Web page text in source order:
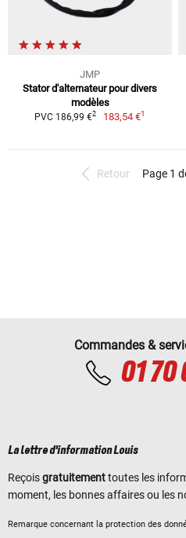
JMP
Stator d'alternateur pour divers
modèles
PVC 186,99 €2 183,54 €1
Retour Page 1
Commandes &
01 70
La lettre d'information Louis
Reçoisgratuitementtoutes les
moment, les bonnes affaires ou les
Remarque concernant la protection des